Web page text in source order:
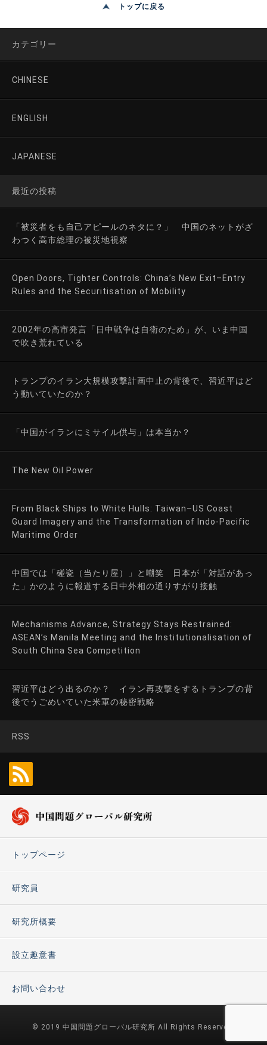
トップに戻る
カテゴリー
CHINESE
ENGLISH
JAPANESE
最近の投稿
「被災者をも自己アピールのネタに？」 中国のネットがざ
わつく高市総理の被災地視察
Open Doors, Tighter Controls: China’s New Exit–Entry
Rules and the Securitisation of Mobility
2002年の高市発言「日中戦争は自衛のため」が、いま中国
で吹き荒れている
トランプのイラン大規模攻撃計画中止の背後で、習近平はど
う動いていたのか？
「中国がイランにミサイル供与」は本当か？
The New Oil Power
From Black Ships to White Hulls: Taiwan–US Coast
Guard Imagery and the Transformation of Indo-Pacific
Maritime Order
中国では「碰瓷（当たり屋）」と嘲笑 日本が「対話があっ
た」かのように報道する日中外相の通りすがり接触
Mechanisms Advance, Strategy Stays Restrained:
ASEAN’s Manila Meeting and the Institutionalisation of
South China Sea Competition
習近平はどう出るのか？ イラン再攻撃をするトランプの背
後でうごめいていた米軍の秘密戦略
RSS
トップページ
研究員
研究所概要
設立趣意書
お問い合わせ
© 2019 中国問題グローバル研究所 All Rights Reserved.